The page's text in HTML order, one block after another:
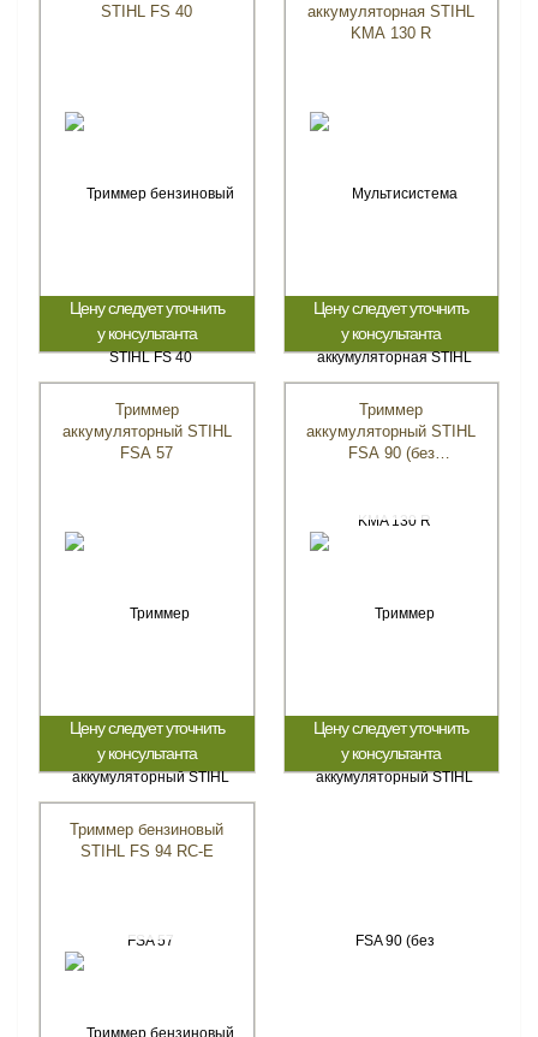
STIHL FS 40
Цену следует уточнить
у консультанта
аккумуляторная STIHL
KMA 130 R
Цену следует уточнить
у консультанта
Триммер
аккумуляторный STIHL
FSA 57
Цену следует уточнить
у консультанта
Триммер
аккумуляторный STIHL
FSA 90 (без
Цену следует уточнить
у консультанта
Триммер бензиновый
STIHL FS 94 RC-E